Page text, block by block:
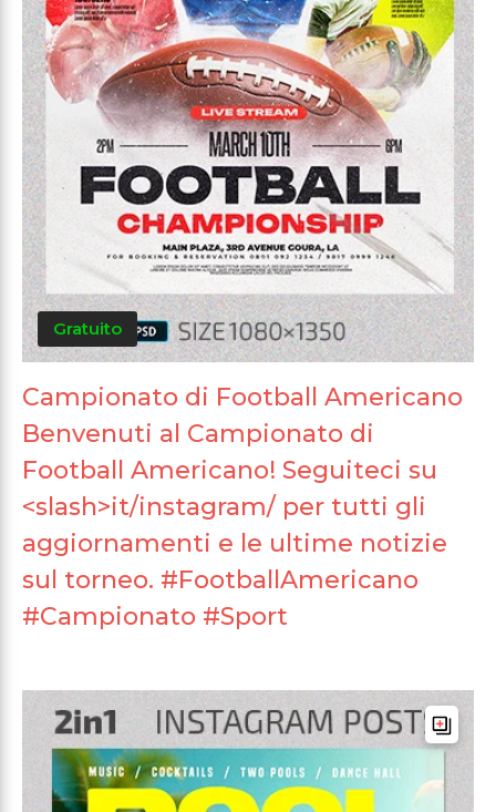
Gratuito
Campionato di Football Americano
Benvenuti al Campionato di
Football Americano! Seguiteci su
<slash>it/instagram/ per tutti gli
aggiornamenti e le ultime notizie
sul torneo. #FootballAmericano
#Campionato #Sport